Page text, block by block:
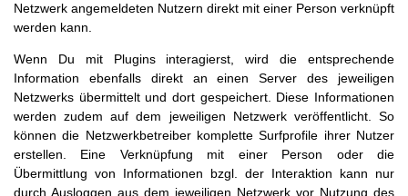
Netzwerk angemeldeten Nutzern direkt mit einer Person verknüpft
werden kann.
Wenn Du mit Plugins interagierst, wird die entsprechende
Information ebenfalls direkt an einen Server des jeweiligen
Netzwerks übermittelt und dort gespeichert. Diese Informationen
werden zudem auf dem jeweiligen Netzwerk veröffentlicht. So
können die Netzwerkbetreiber komplette Surfprofile ihrer Nutzer
erstellen. Eine Verknüpfung mit einer Person oder die
Übermittlung von Informationen bzgl. der Interaktion kann nur
durch Ausloggen aus dem jeweiligen Netzwerk vor Nutzung des